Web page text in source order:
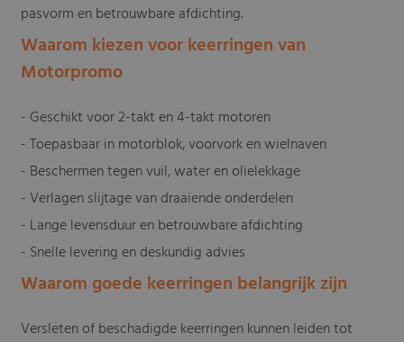
pasvorm en betrouwbare afdichting.
Waarom kiezen voor keerringen van
Motorpromo
- Geschikt voor 2-takt en 4-takt motoren
- Toepasbaar in motorblok, voorvork en wielnaven
- Beschermen tegen vuil, water en olielekkage
- Verlagen slijtage van draaiende onderdelen
- Lange levensduur en betrouwbare afdichting
- Snelle levering en deskundig advies
Waarom goede keerringen belangrijk zijn
Versleten of beschadigde keerringen kunnen leiden tot